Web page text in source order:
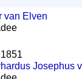
van Elven
Josephus